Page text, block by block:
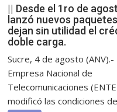
|| Desde el 1ro de
lanzó nuevos
dejan sin utilidad el
doble carga.
Sucre, 4 de agosto (ANV).-
Empresa Nacional de
Telecomunicaciones
modificó las condiciones de